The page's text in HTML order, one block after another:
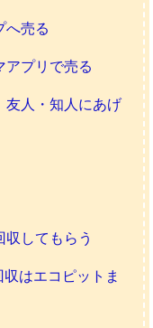
へ売る
アプリで売る
友人・知人にあげ
してもらう
はエコピットま